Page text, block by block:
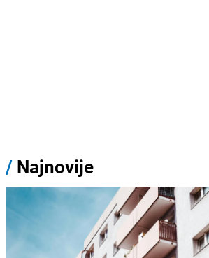
/ Najnovije